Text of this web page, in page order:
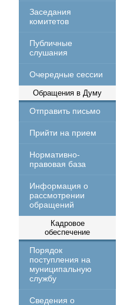
Заседания
комитетов
Публичные
слушания
Очередные сессии
Обращения в Думу
Отправить письмо
Прийти на прием
Нормативно-
правовая база
Информация о
рассмотрении
обращений
Кадровое
обеспечение
Порядок
поступления на
муниципальную
службу
Сведения о